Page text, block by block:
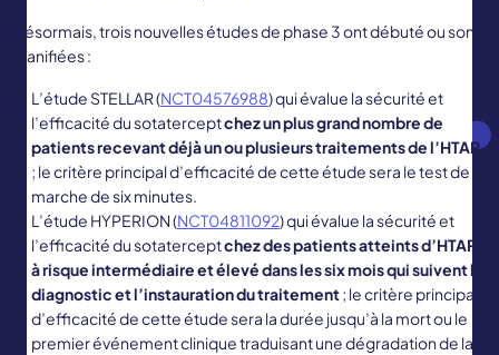
Désormais, trois nouvelles études de phase 3 ont débuté ou sont
planifiées :
L’étude STELLAR (NCT04576988) qui évalue la sécurité et
l’efficacité du sotaterceptchez un plus grand nombre de
patients recevant déjà un ou plusieurs traitements de l’HTAP
; le critère principal d’efficacité de cette étude sera le test de
marche de six minutes.
L’étude HYPERION (NCT04811092) qui évalue la sécurité et
l’efficacité du sotaterceptchez des patients atteints d’HTAP
à risque intermédiaire et élevé dans les six mois qui suivent le
diagnostic et l’instauration du traitement; le critère principal
d’efficacité de cette étude sera la durée jusqu’à la mort ou le
premier événement clinique traduisant une dégradation de la